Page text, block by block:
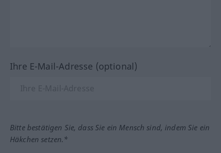
Ihre E-Mail-Adresse (optional)
Bitte bestätigen Sie, dass Sie ein Mensch sind, indem Sie ein
Häkchen setzen.*